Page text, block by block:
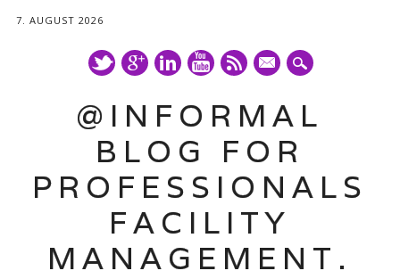
7. AUGUST 2026
mail
@INFORMAL
BLOG FOR
PROFESSIONALS
FACILITY
MANAGEMENT.